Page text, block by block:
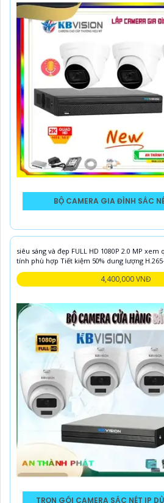
BỘ CAMERA GIA ĐÌNH SẮC
TRỌN GÓI CAMERA SẮC NÉT IP
siêu sáng và đẹp FULL HD 1080P 2.0 MP
tính phù hợp Tiết kiệm 50% dung lượng
4,400,000 VNĐ